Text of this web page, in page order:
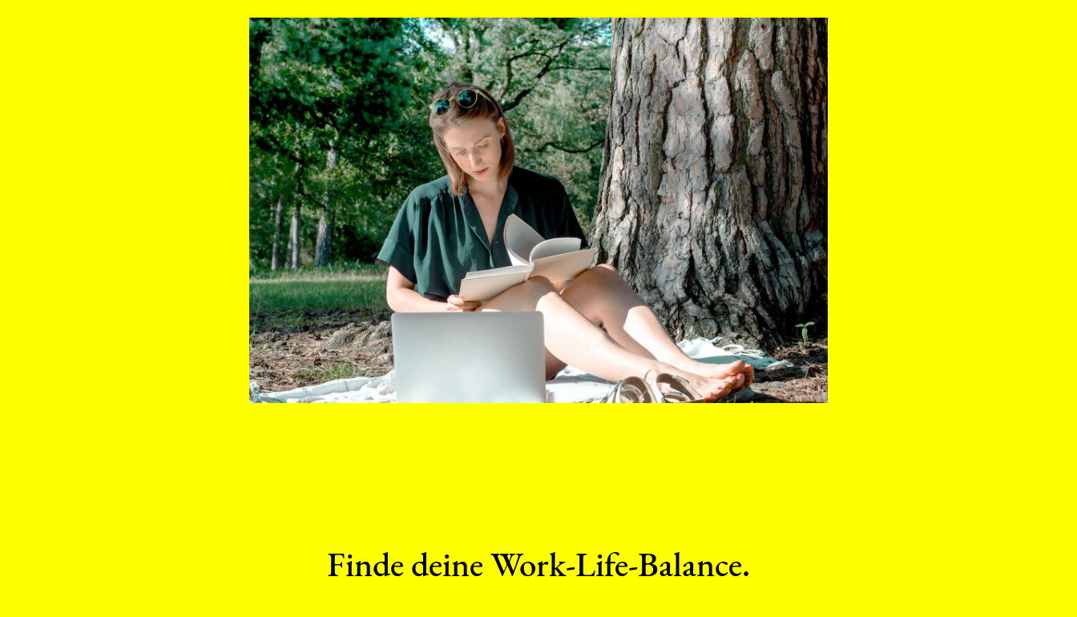
Finde deine Work-Life-Balance.